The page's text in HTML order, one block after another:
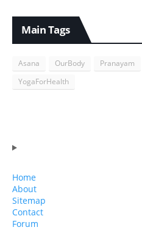
Main Tags
Asana OurBody Pranayam
YogaForHealth
Home
About
Sitemap
Contact
Forum